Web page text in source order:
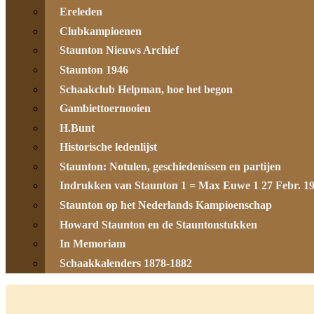
Ereleden
Clubkampioenen
Staunton Nieuws Archief
Staunton 1946
Schaakclub Helpman, hoe het begon
Gambiettoernooien
H.Bunt
Historische ledenlijst
Staunton: Notulen, geschiedenissen en partijen
Indrukken van Staunton 1 = Max Euwe 1 27 Febr.
Staunton op het Nederlands Kampioenschap
Howard Staunton en de Stauntonstukken
In Memoriam
Schaakkalenders 1878-1882